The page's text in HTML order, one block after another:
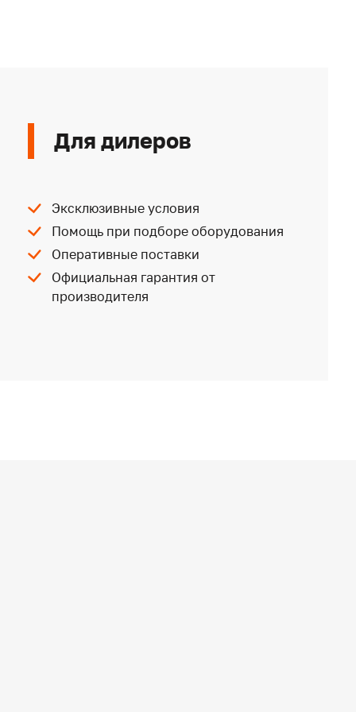
Для дилеров
Эксклюзивные условия
Помощь при подборе оборудования
Оперативные поставки
Официальная гарантия от
производителя